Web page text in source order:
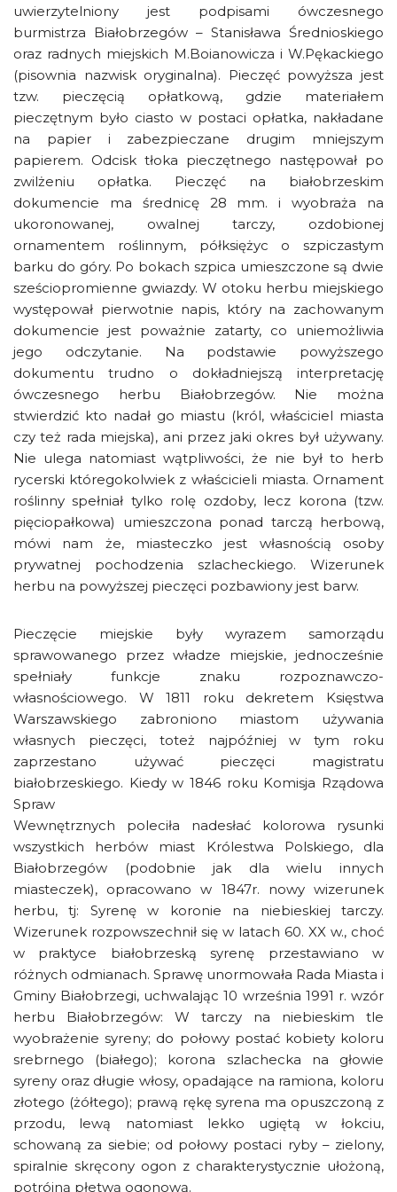
uwierzytelniony jest podpisami ówczesnego
burmistrza Białobrzegów – Stanisława Średnioskiego
oraz radnych miejskich M.Boianowicza i W.Pękackiego
(pisownia nazwisk oryginalna). Pieczęć powyższa jest
tzw. pieczęcią opłatkową, gdzie materiałem
pieczętnym było ciasto w postaci opłatka, nakładane
na papier i zabezpieczane drugim mniejszym
papierem. Odcisk tłoka pieczętnego następował po
zwilżeniu opłatka. Pieczęć na białobrzeskim
dokumencie ma średnicę 28 mm. i wyobraża na
ukoronowanej, owalnej tarczy, ozdobionej
ornamentem roślinnym, półksiężyc o szpiczastym
barku do góry. Po bokach szpica umieszczone są dwie
sześciopromienne gwiazdy. W otoku herbu miejskiego
występował pierwotnie napis, który na zachowanym
dokumencie jest poważnie zatarty, co uniemożliwia
jego odczytanie. Na podstawie powyższego
dokumentu trudno o dokładniejszą interpretację
ówczesnego herbu Białobrzegów. Nie można
stwierdzić kto nadał go miastu (król, właściciel miasta
czy też rada miejska), ani przez jaki okres był używany.
Nie ulega natomiast wątpliwości, że nie był to herb
rycerski któregokolwiek z właścicieli miasta. Ornament
roślinny spełniał tylko rolę ozdoby, lecz korona (tzw.
pięciopałkowa) umieszczona ponad tarczą herbową,
mówi nam że, miasteczko jest własnością osoby
prywatnej pochodzenia szlacheckiego. Wizerunek
herbu na powyższej pieczęci pozbawiony jest barw.
Pieczęcie miejskie były wyrazem samorządu
sprawowanego przez władze miejskie, jednocześnie
spełniały funkcje znaku rozpoznawczo-
własnościowego. W 1811 roku dekretem Księstwa
Warszawskiego zabroniono miastom używania
własnych pieczęci, toteż najpóźniej w tym roku
zaprzestano używać pieczęci magistratu
białobrzeskiego. Kiedy w 1846 roku Komisja Rządowa
Spraw
Wewnętrznych poleciła nadesłać kolorowa rysunki
wszystkich herbów miast Królestwa Polskiego, dla
Białobrzegów (podobnie jak dla wielu innych
miasteczek), opracowano w 1847r. nowy wizerunek
herbu, tj: Syrenę w koronie na niebieskiej tarczy.
Wizerunek rozpowszechnił się w latach 60. XX w., choć
w praktyce białobrzeską syrenę przestawiano w
różnych odmianach. Sprawę unormowała Rada Miasta i
Gminy Białobrzegi, uchwalając 10 września 1991 r. wzór
herbu Białobrzegów: W tarczy na niebieskim tle
wyobrażenie syreny; do połowy postać kobiety koloru
srebrnego (białego); korona szlachecka na głowie
syreny oraz długie włosy, opadające na ramiona, koloru
złotego (żółtego); prawą rękę syrena ma opuszczoną z
przodu, lewą natomiast lekko ugiętą w łokciu,
schowaną za siebie; od połowy postaci ryby – zielony,
spiralnie skręcony ogon z charakterystycznie ułożoną,
potrójną płetwą ogonową.